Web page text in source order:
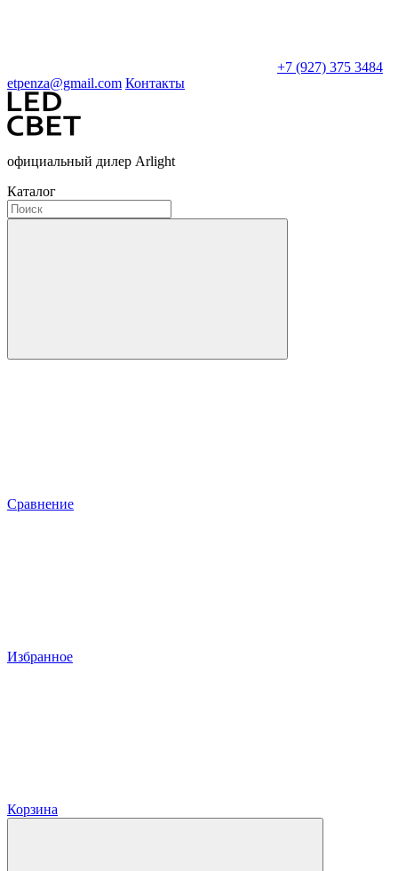
+7 (927) 375 3484
etpenza@gmail.com Контакты
официальный дилер Arlight
Каталог
Сравнение
Избранное
Корзина